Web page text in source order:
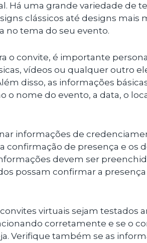
Há uma grande variedade de
clássicos até designs mais
no tema do seu evento.
o convite, é importante
vídeos ou qualquer outro
disso, as informações
o nome do evento, a data, o
informações de
confirmação de presença e os
devem ser
possam confirmar a
virtuais sejam testados
corretamente e se o
Verifique também se as